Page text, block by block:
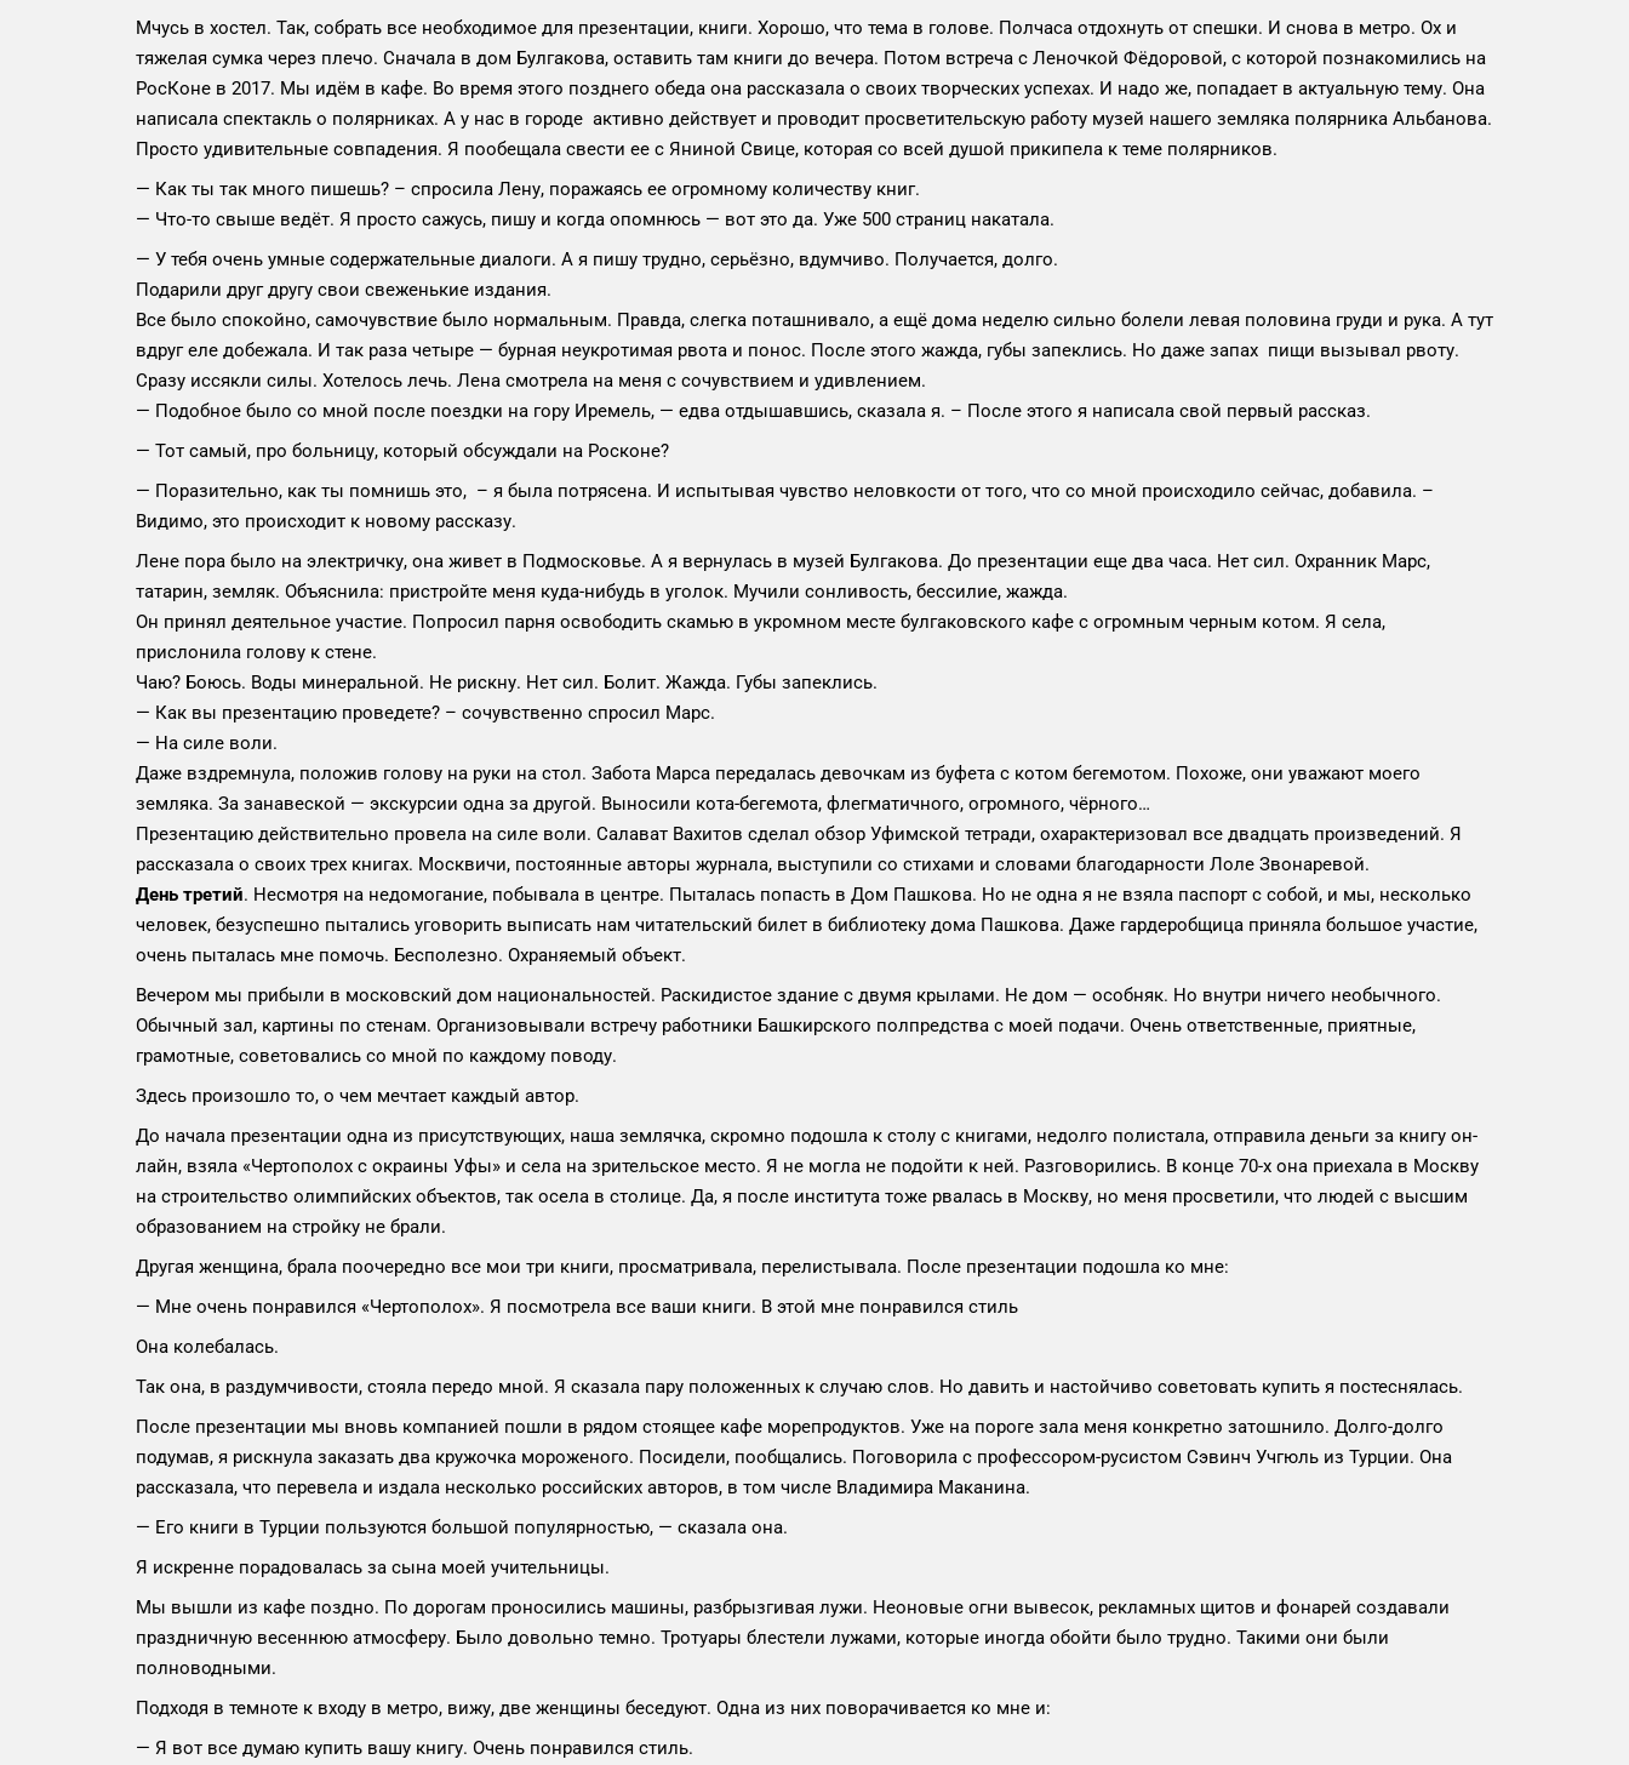
Мчусь в хостел. Так, собрать все необходимое для презентации, книги. Хорошо, что тема в голове. Полчаса отдохнуть от спешки. И снова в метро. Ох и
тяжелая сумка через плечо. Сначала в дом Булгакова, оставить там книги до вечера. Потом встреча с Леночкой Фёдоровой, с которой познакомились на
РосКоне в 2017. Мы идём в кафе. Во время этого позднего обеда она рассказала о своих творческих успехах. И надо же, попадает в актуальную тему. Она
написала спектакль о полярниках. А у нас в городе активно действует и проводит просветительскую работу музей нашего земляка полярника Альбанова.
Просто удивительные совпадения. Я пообещала свести ее с Яниной Свице, которая со всей душой прикипела к теме полярников.
— Как ты так много пишешь? – спросила Лену, поражаясь ее огромному количеству книг.
— Что-то свыше ведёт. Я просто сажусь, пишу и когда опомнюсь — вот это да. Уже 500 страниц накатала.
— У тебя очень умные содержательные диалоги. А я пишу трудно, серьёзно, вдумчиво. Получается, долго.
Подарили друг другу свои свеженькие издания.
Все было спокойно, самочувствие было нормальным. Правда, слегка поташнивало, а ещё дома неделю сильно болели левая половина груди и рука. А тут
вдруг еле добежала. И так раза четыре — бурная неукротимая рвота и понос. После этого жажда, губы запеклись. Но даже запах пищи вызывал рвоту.
Сразу иссякли силы. Хотелось лечь. Лена смотрела на меня с сочувствием и удивлением.
— Подобное было со мной после поездки на гору Иремель, — едва отдышавшись, сказала я. – После этого я написала свой первый рассказ.
— Тот самый, про больницу, который обсуждали на Росконе?
— Поразительно, как ты помнишь это, – я была потрясена. И испытывая чувство неловкости от того, что со мной происходило сейчас, добавила. –
Видимо, это происходит к новому рассказу.
Лене пора было на электричку, она живет в Подмосковье. А я вернулась в музей Булгакова. До презентации еще два часа. Нет сил. Охранник Марс,
татарин, земляк. Объяснила: пристройте меня куда-нибудь в уголок. Мучили сонливость, бессилие, жажда.
Он принял деятельное участие. Попросил парня освободить скамью в укромном месте булгаковского кафе с огромным черным котом. Я села,
прислонила голову к стене.
Чаю? Боюсь. Воды минеральной. Не рискну. Нет сил. Болит. Жажда. Губы запеклись.
— Как вы презентацию проведете? – сочувственно спросил Марс.
— На силе воли.
Даже вздремнула, положив голову на руки на стол. Забота Марса передалась девочкам из буфета с котом бегемотом. Похоже, они уважают моего
земляка. За занавеской — экскурсии одна за другой. Выносили кота-бегемота, флегматичного, огромного, чёрного…
Презентацию действительно провела на силе воли. Салават Вахитов сделал обзор Уфимской тетради, охарактеризовал все двадцать произведений. Я
рассказала о своих трех книгах. Москвичи, постоянные авторы журнала, выступили со стихами и словами благодарности Лоле Звонаревой.
День третий. Несмотря на недомогание, побывала в центре. Пыталась попасть в Дом Пашкова. Но не одна я не взяла паспорт с собой, и мы, несколько
человек, безуспешно пытались уговорить выписать нам читательский билет в библиотеку дома Пашкова. Даже гардеробщица приняла большое участие,
очень пыталась мне помочь. Бесполезно. Охраняемый объект.
Вечером мы прибыли в московский дом национальностей. Раскидистое здание с двумя крылами. Не дом — особняк. Но внутри ничего необычного.
Обычный зал, картины по стенам. Организовывали встречу работники Башкирского полпредства с моей подачи. Очень ответственные, приятные,
грамотные, советовались со мной по каждому поводу.
Здесь произошло то, о чем мечтает каждый автор.
До начала презентации одна из присутствующих, наша землячка, скромно подошла к столу с книгами, недолго полистала, отправила деньги за книгу он-
лайн, взяла «Чертополох с окраины Уфы» и села на зрительское место. Я не могла не подойти к ней. Разговорились. В конце 70-х она приехала в Москву
на строительство олимпийских объектов, так осела в столице. Да, я после института тоже рвалась в Москву, но меня просветили, что людей с высшим
образованием на стройку не брали.
Другая женщина, брала поочередно все мои три книги, просматривала, перелистывала. После презентации подошла ко мне:
— Мне очень понравился «Чертополох». Я посмотрела все ваши книги. В этой мне понравился стиль
Она колебалась.
Так она, в раздумчивости, стояла передо мной. Я сказала пару положенных к случаю слов. Но давить и настойчиво советовать купить я постеснялась.
После презентации мы вновь компанией пошли в рядом стоящее кафе морепродуктов. Уже на пороге зала меня конкретно затошнило. Долго-долго
подумав, я рискнула заказать два кружочка мороженого. Посидели, пообщались. Поговорила с профессором-русистом Сэвинч Учгюль из Турции. Она
рассказала, что перевела и издала несколько российских авторов, в том числе Владимира Маканина.
— Его книги в Турции пользуются большой популярностью, — сказала она.
Я искренне порадовалась за сына моей учительницы.
Мы вышли из кафе поздно. По дорогам проносились машины, разбрызгивая лужи. Неоновые огни вывесок, рекламных щитов и фонарей создавали
праздничную весеннюю атмосферу. Было довольно темно. Тротуары блестели лужами, которые иногда обойти было трудно. Такими они были
полноводными.
Подходя в темноте к входу в метро, вижу, две женщины беседуют. Одна из них поворачивается ко мне и:
— Я вот все думаю купить вашу книгу. Очень понравился стиль.